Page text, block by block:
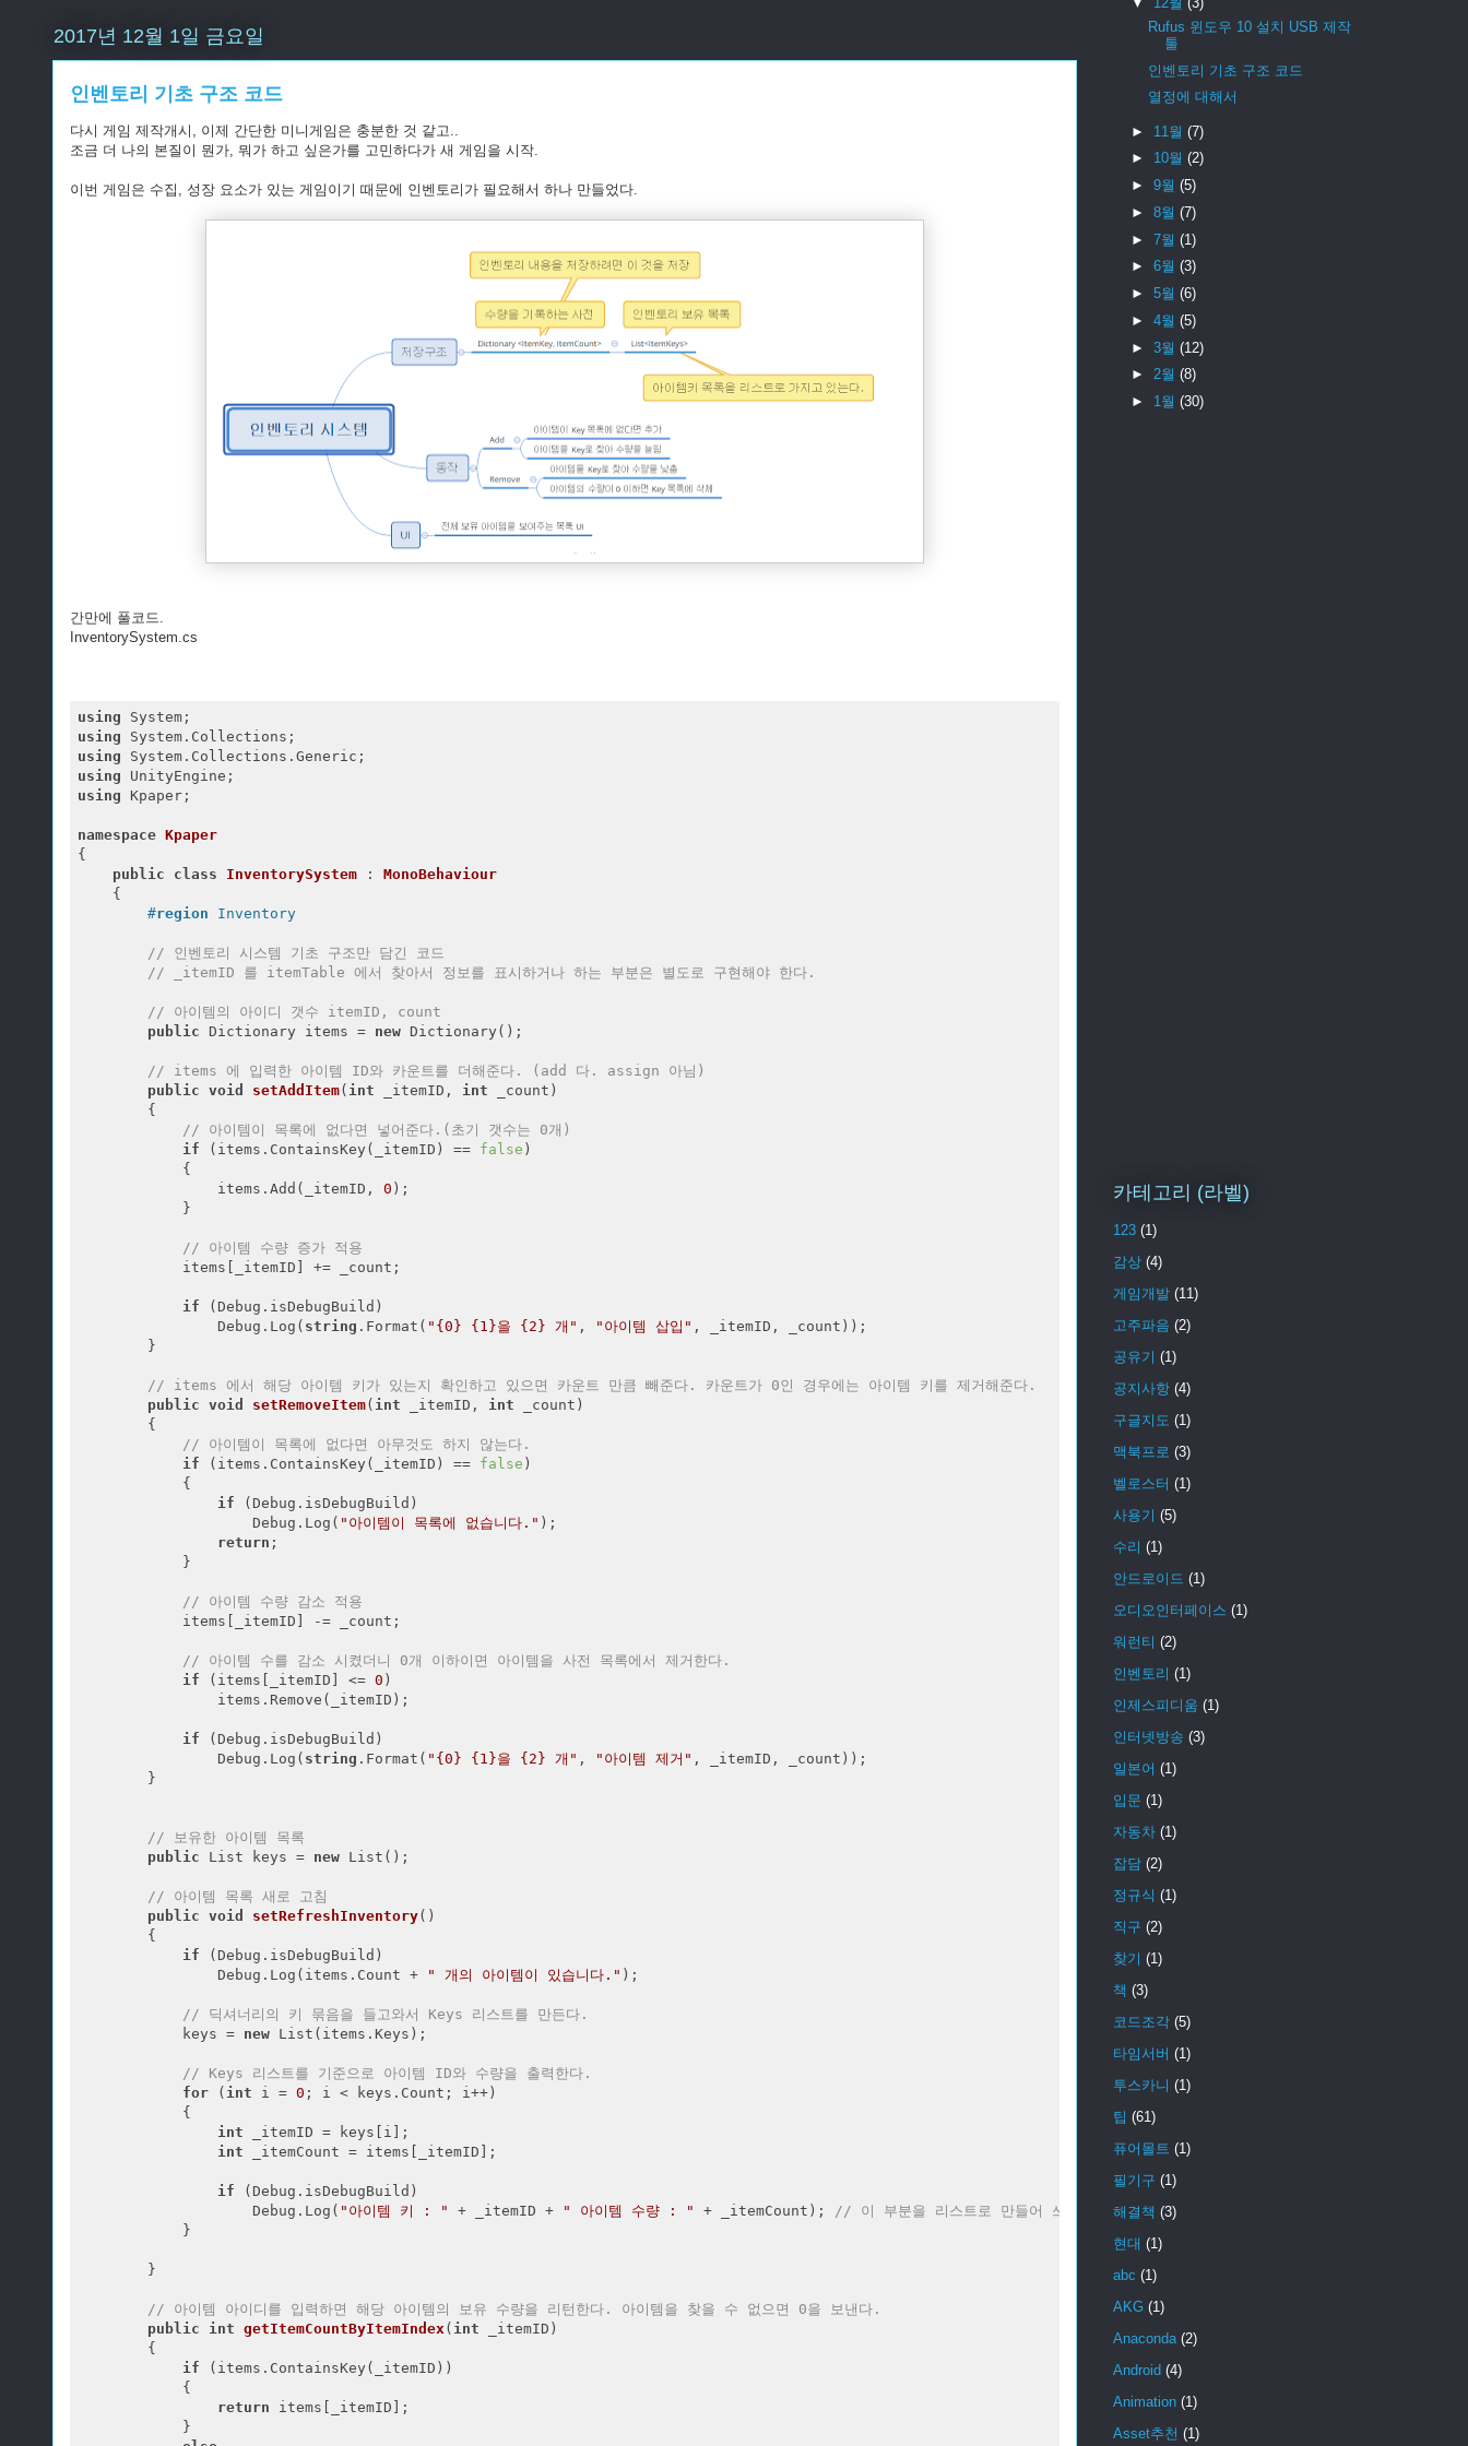
2017년 12월 1일 금요일
인벤토리 기초 구조 코드
다시 게임 제작개시, 이제 간단한 미니게임은 충분한 것 같고..
조금 더 나의 본질이 뭔가, 뭐가 하고 싶은가를 고민하다가 새 게임을 시작.
이번 게임은 수집, 성장 요소가 있는 게임이기 때문에 인벤토리가 필요해서 하나 만들었다.
간만에 풀코드.
InventorySystem.cs
using
using
using
using
using Kpaper;
namespace Kpaper
{
public
class InventorySystem : MonoBehaviour
    {
#region Inventory
// 인벤토리 시스템 기초 구조만 담긴 코드
// _itemID 를 itemTable 에서 찾아서 정보를 표시하거나 하는 부분은 별도로 구현해야 한다.
// 아이템의 아이디 갯수 itemID, count
public Dictionary items = new Dictionary ();
// items 에 입력한 아이템 ID와 카운트를 더해준다. (add 다. assign 아님)
public void setAddItem( int _itemID, int _count )
{
// 아이템이 목록에 없다면 넣어준다.(초기 갯수는 0개)
if (items.ContainsKey(_itemID) == false )
            {
                items.Add(_itemID,
0 );
            }
// 아이템 수량 증가 적용
            items[_itemID] += _count;
if (Debug.isDebugBuild)
                Debug.Log(
string .Format( "{0} {1}을 {2} 개" , "아이템 삽입" , _itemID, _count));
        }
// items 에서 해당 아이템 키가 있는지 확인하고 있으면 카운트 만큼 빼준다. 카운트가 0인 경우에는 아이템 키를 제거해준다.
public void setRemoveItem( int _itemID, int _count )
{
// 아이템이 목록에 없다면 아무것도 하지 않는다.
if (items.ContainsKey(_itemID) == false )
            {
if (Debug.isDebugBuild)
                    Debug.Log(
"아이템이 목록에 없습니다." );
return ;
            }
// 아이템 수량 감소 적용
            items[_itemID] -= _count;
// 아이템 수를 감소 시켰더니 0개 이하이면 아이템을 사전 목록에서 제거한다.
if (items[_itemID] <= 0 )
                items.Remove(_itemID);
if (Debug.isDebugBuild)
                Debug.Log(
string .Format( "{0} {1}을 {2} 개" , "아이템 제거" , _itemID, _count));
        }
// 보유한 아이템 목록
public List keys = new List ();
// 아이템 목록 새로 고침
public void setRefreshInventory( )
{
if (Debug.isDebugBuild)
                Debug.Log(items.Count +
" 개의 아이템이 있습니다." );
// 딕셔너리의 키 묶음을 들고와서 Keys 리스트를 만든다.
            keys =
new List (items.Keys);
// Keys 리스트를 기준으로 아이템 ID와 수량을 출력한다.
for ( int i = 0 ; i < keys.Count; i++)
            {
int _itemID = keys[i];
int _itemCount = items[_itemID];
if (Debug.isDebugBuild)
                    Debug.Log(
"아이템 키 : " + _itemID + " 아이템 수량 : " + _itemCount); // 이 부분을 리스트로 만들어 쓰던가 하면 관리하기 편하다.
            }
        }
// 아이템 아이디를 입력하면 해당 아이템의 보유 수량을 리턴한다. 아이템을 찾을 수 없으면 0을 보낸다.
public
int getItemCountByItemIndex( int _itemID )
{
if (items.ContainsKey(_itemID))
            {
return items[_itemID];
            }
Rufus 윈도우 10 설치 USB 제작
툴
인벤토리 기초 구조 코드
열정에 대해서
► 11월 (7)
► 10월 (2)
► 9월 (5)
► 8월 (7)
► 7월 (1)
► 6월 (3)
► 5월 (6)
► 4월 (5)
► 3월 (12)
► 2월 (8)
► 1월 (30)
카테고리 (라벨)
123 (1)
감상 (4)
게임개발 (11)
고주파음 (2)
공유기 (1)
공지사항 (4)
구글지도 (1)
맥북프로 (3)
벨로스터 (1)
사용기 (5)
수리 (1)
안드로이드 (1)
오디오인터페이스 (1)
워런티 (2)
인벤토리 (1)
인제스피디움 (1)
인터넷방송 (3)
일본어 (1)
입문 (1)
자동차 (1)
잡담 (2)
정규식 (1)
직구 (2)
찾기 (1)
책 (3)
코드조각 (5)
타임서버 (1)
투스카니 (1)
팁 (61)
퓨어몰트 (1)
필기구 (1)
해결책 (3)
현대 (1)
abc (1)
AKG (1)
Anaconda (2)
Android (4)
Animation (1)
Asset추천 (1)